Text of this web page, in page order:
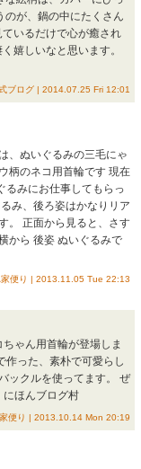
のが、鍋の中にたくさん
いるだけで心が癒され
嬉しいなと思います。
ブログ | 2014.07.25 Fri 12:01
、ぬいぐるみの三毛にゃ
柄のネコ用首輪です 現在
るみにお仕事してもらっ
み、後ろ姿はかなりリア
。 正面から見ると、さす
から 後姿 ぬいぐるみで
便り | 2013.11.05 Tue 22:13
ゃん用首輪が登場しま
った、素朴で可愛らし
ックルを使ってます。 ぜ
にほんブログ村
便り | 2013.10.14 Mon 20:19